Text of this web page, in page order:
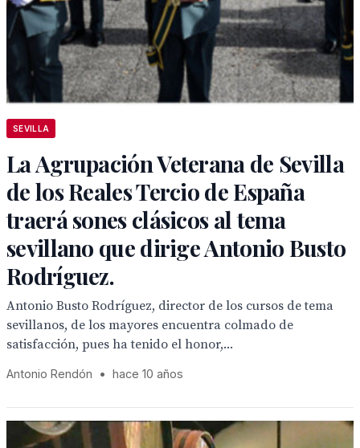
SEVILLA
La Agrupación Veterana de Sevilla
de los Reales Tercio de España
traerá sones clásicos al tema
sevillano que dirige Antonio Busto
Rodríguez.
Antonio Busto Rodríguez, director de los cursos de tema
sevillanos, de los mayores encuentra colmado de
satisfacción, pues ha tenido el honor,...
Antonio Rendón • hace 10 años